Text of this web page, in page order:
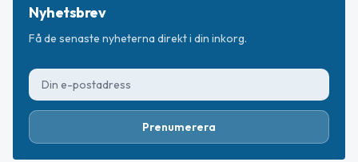
Nyhetsbrev
Få de senaste nyheterna direkt i din inkorg.
Prenumerera